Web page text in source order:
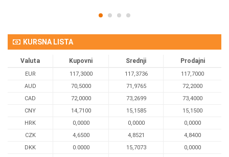
KURSNA LISTA
Valuta Kupovni Srednji Prodajni
EUR 117,3000 117,3736
117,7000
AUD
70,5000 71,9765
72,2000
CAD
72,0000 73,2699
73,4000
CNY
14,7100 15,1585
15,1500
HRK
0,0000 0,0000
0,0000
CZK
4,6500 4,8521
4,8400
DKK
0.0000 15,7073
0,0000